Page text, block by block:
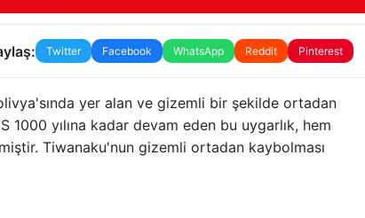
Twitter Facebook WhatsApp Reddit Pinterest
yer alan ve gizemli bir şekilde ortadan
1000 yılına kadar devam eden bu uygarlık, hem
Tiwanaku'nun gizemli ortadan kaybolması